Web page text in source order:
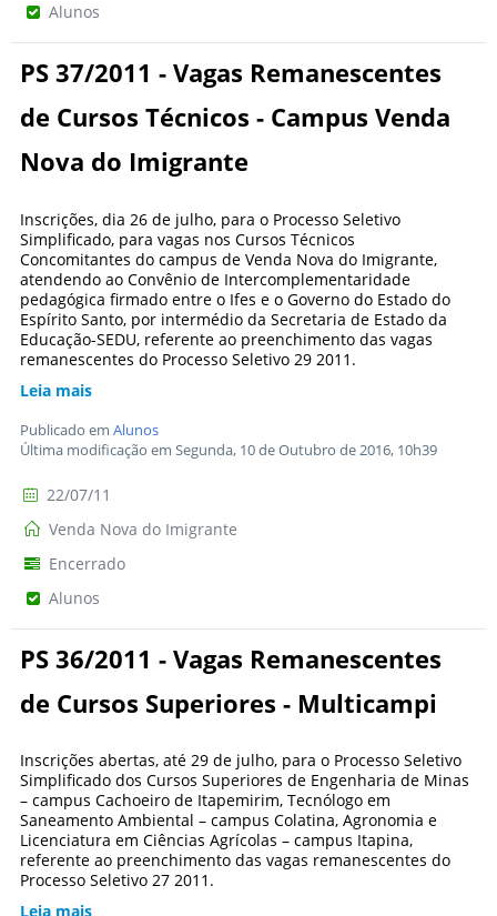
Alunos
PS 37/2011 - Vagas Remanescentes
de Cursos Técnicos - Campus Venda
Nova do Imigrante
Inscrições, dia 26 de julho, para o Processo Seletivo
Simplificado, para vagas nos Cursos Técnicos
Concomitantes do campus de Venda Nova do Imigrante,
atendendo ao Convênio de Intercomplementaridade
pedagógica firmado entre o Ifes e o Governo do Estado do
Espírito Santo, por intermédio da Secretaria de Estado da
Educação-SEDU, referente ao preenchimento das vagas
remanescentes do Processo Seletivo 29 2011.
Leia mais
Publicado em Alunos
Última modificação em Segunda, 10 de Outubro de 2016, 10h39
22/07/11
Venda Nova do Imigrante
Encerrado
Alunos
PS 36/2011 - Vagas Remanescentes
de Cursos Superiores - Multicampi
Inscrições abertas, até 29 de julho, para o Processo Seletivo
Simplificado dos Cursos Superiores de Engenharia de Minas
– campus Cachoeiro de Itapemirim, Tecnólogo em
Saneamento Ambiental – campus Colatina, Agronomia e
Licenciatura em Ciências Agrícolas – campus Itapina,
referente ao preenchimento das vagas remanescentes do
Processo Seletivo 27 2011.
Leia mais